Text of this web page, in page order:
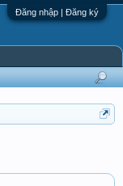
Đăng nhập | Đăng ký